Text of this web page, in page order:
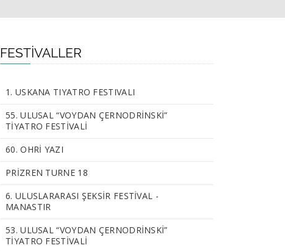
FESTIVALLER
1. USKANA TIYATRO FESTIVALI
55. ULUSAL “VOYDAN ÇERNODRİNSKİ”
TİYATRO FESTİVALİ
60. OHRİ YAZI
PRİZREN TURNE 18
6. ULUSLARARASI ŞEKSİR FESTİVAL -
MANASTIR
53. ULUSAL “VOYDAN ÇERNODRİNSKİ”
TİYATRO FESTİVALİ